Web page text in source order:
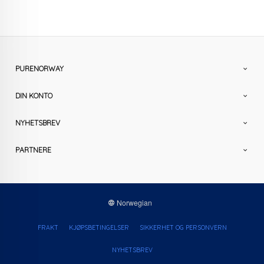
PURENORWAY
DIN KONTO
NYHETSBREV
PARTNERE
Norwegian
FRAKT KJØPSBETINGELSER SIKKERHET OG PERSONVERN
NYHETSBREV